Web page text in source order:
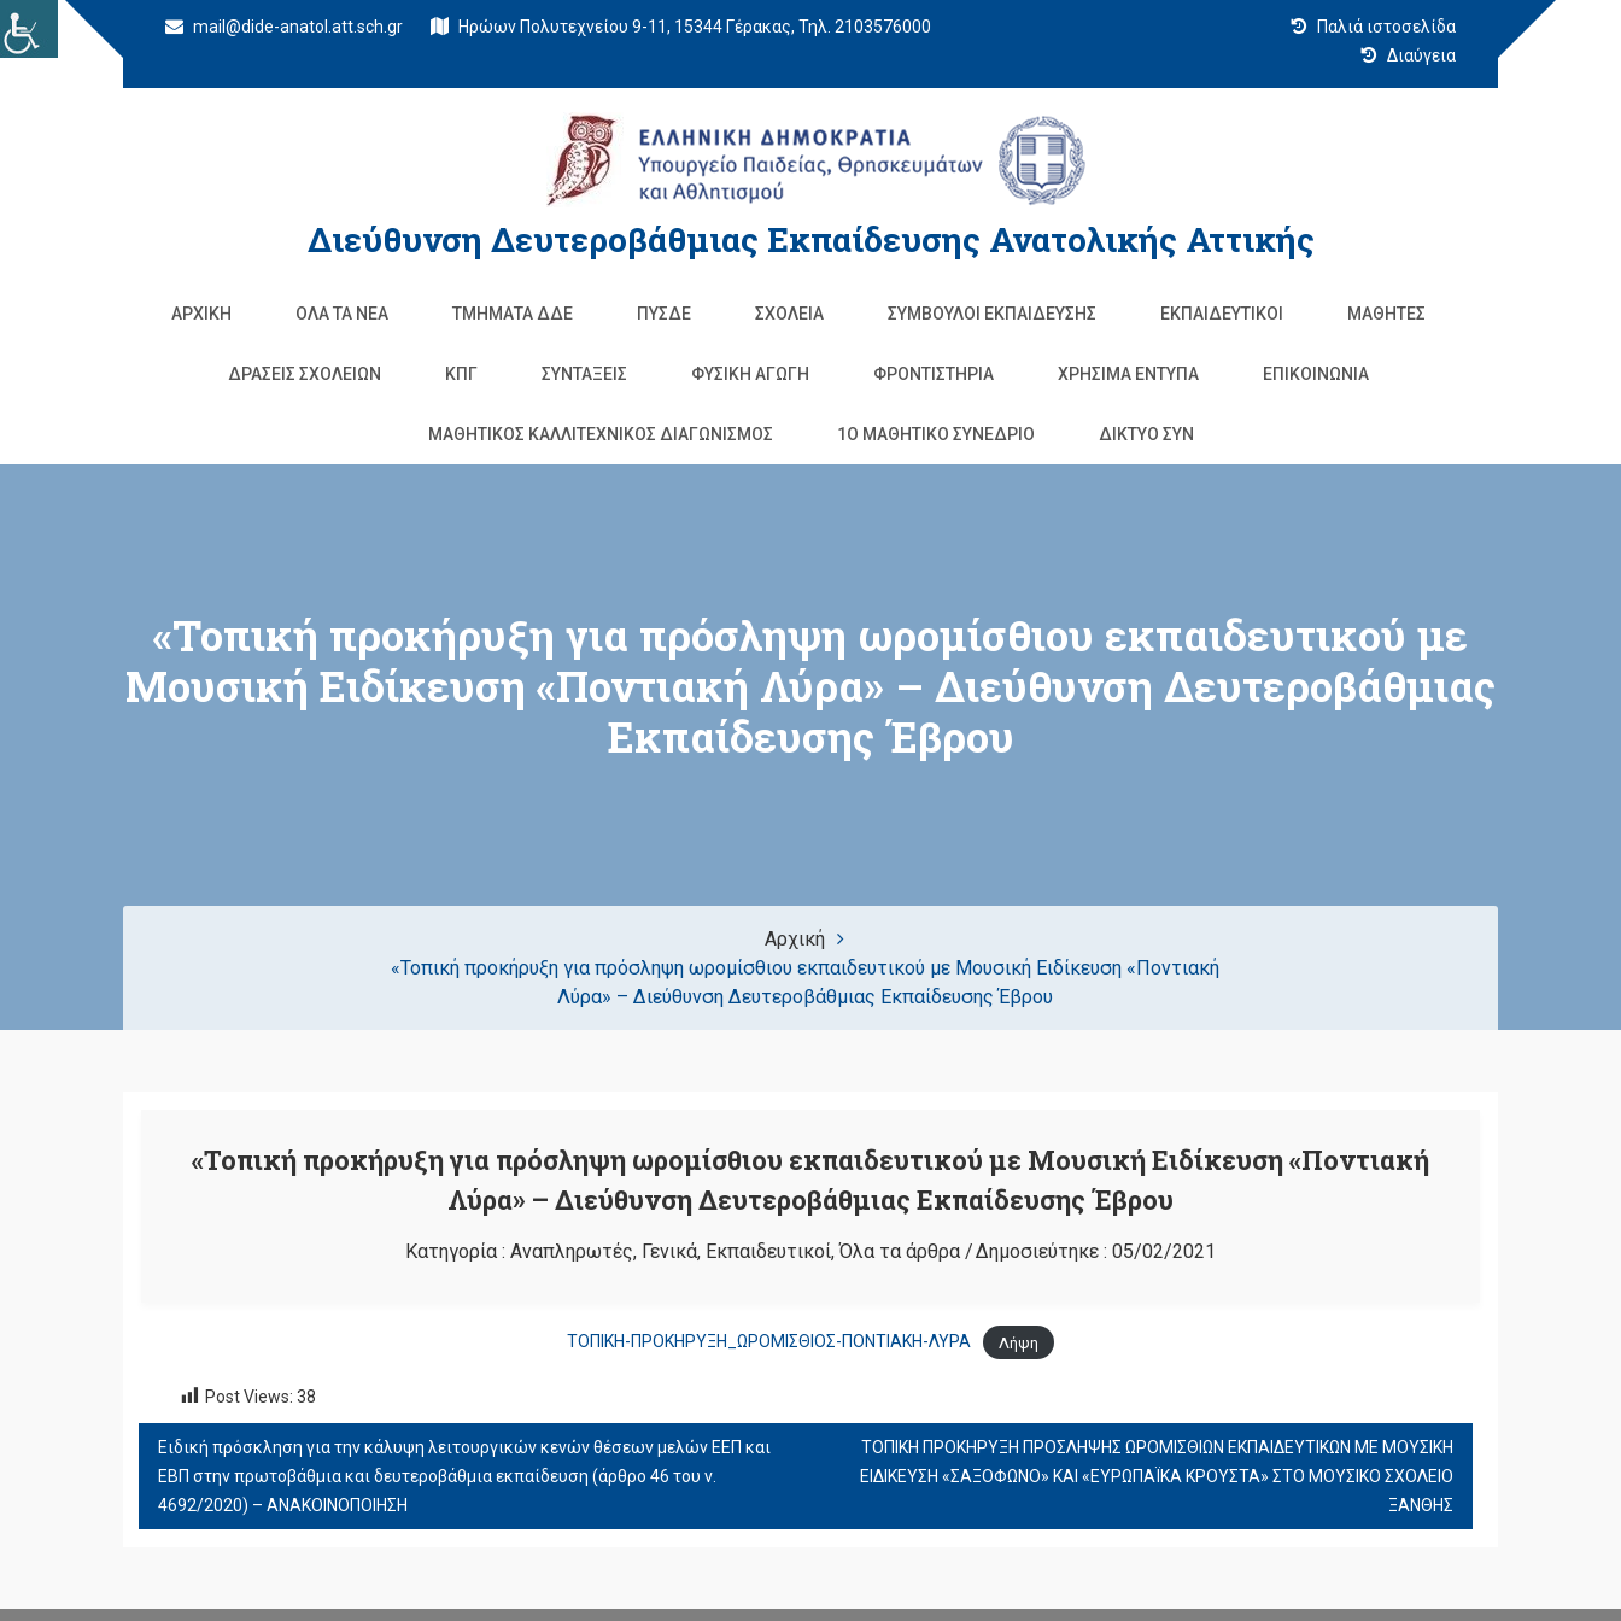
mail@dide-anatol.att.sch.gr Ηρώων Πολυτεχνείου 9-11, 15344 Γέρακας, Τηλ. 2103576000
Παλιά ιστοσελίδα
Διαύγεια
Διεύθυνση Δευτεροβάθμιας Εκπαίδευσης Ανατολικής Αττικής
ΑΡΧΙΚΉ ΌΛΑ ΤΑ ΝΈΑ ΤΜΉΜΑΤΑ ΔΔΕ ΠΥΣΔΕ ΣΧΟΛΕΊΑ ΣΥΜΒΟΥΛΟΙ ΕΚΠΑΙΔΕΥΣΗΣ ΕΚΠΑΙΔΕΥΤΙΚΟΊ ΜΑΘΗΤΈΣ
ΔΡΆΣΕΙΣ ΣΧΟΛΕΊΩΝ ΚΠΓ ΣΥΝΤΑΞΕΙΣ ΦΥΣΙΚΉ ΑΓΩΓΉ ΦΡΟΝΤΙΣΤΉΡΙΑ ΧΡΗΣΙΜΑ ΕΝΤΥΠΑ ΕΠΙΚΟΙΝΩΝΊΑ
ΜΑΘΗΤΙΚΟΣ ΚΑΛΛΙΤΕΧΝΙΚΟΣ ΔΙΑΓΩΝΙΣΜΟΣ 1O ΜΑΘΗΤΙΚΟ ΣΥΝΕΔΡΙΟ ΔΙΚΤΥΟ ΣΥΝ
«Τοπική προκήρυξη για πρόσληψη ωρομίσθιου εκπαιδευτικού με
Μουσική Ειδίκευση «Ποντιακή Λύρα» – Διεύθυνση Δευτεροβάθμιας
Εκπαίδευσης Έβρου
Αρχική
«Τοπική προκήρυξη για πρόσληψη ωρομίσθιου εκπαιδευτικού με Μουσική Ειδίκευση «Ποντιακή
Λύρα» – Διεύθυνση Δευτεροβάθμιας Εκπαίδευσης Έβρου
«Τοπική προκήρυξη για πρόσληψη ωρομίσθιου εκπαιδευτικού με Μουσική Ειδίκευση «Ποντιακή
Λύρα» – Διεύθυνση Δευτεροβάθμιας Εκπαίδευσης Έβρου
Κατηγορία : Αναπληρωτές, Γενικά, Εκπαιδευτικοί,Όλα τα άρθρα /Δημοσιεύτηκε : 05/02/2021
ΤΟΠΙΚΗ-ΠΡΟΚΗΡΥΞΗ_ΩΡΟΜΙΣΘΙΟΣ-ΠΟΝΤΙΑΚΗ-ΛΥΡΑ Λήψη
Post Views: 38
ΠΛΟΉΓΗΣΗ
ΆΡΘΡΩΝ
Ειδική πρόσκληση για την κάλυψη λειτουργικών κενών θέσεων μελών ΕΕΠ και
ΕΒΠ στην πρωτοβάθμια και δευτεροβάθμια εκπαίδευση (άρθρο 46 του ν.
4692/2020) – ΑΝΑΚΟΙΝΟΠΟΙΗΣΗ
ΤΟΠΙΚΗ ΠΡΟΚΗΡΥΞΗ ΠΡΟΣΛΗΨΗΣ ΩΡΟΜΙΣΘΙΩΝ ΕΚΠΑΙΔΕΥΤΙΚΩΝ ΜΕ ΜΟΥΣΙΚΗ
ΕΙΔΙΚΕΥΣΗ «ΣΑΞΟΦΩΝΟ» ΚΑΙ «ΕΥΡΩΠΑΪΚΑ ΚΡΟΥΣΤΑ» ΣΤΟ ΜΟΥΣΙΚΟ ΣΧΟΛΕΙΟ
ΞΑΝΘΗΣ